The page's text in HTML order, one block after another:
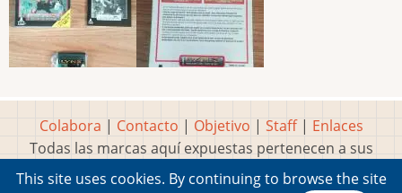
Colabora | Contacto | Objetivo | Staff| Enlaces
Todas las marcas aquí expuestas pertenecen a sus
respectivos y legítimos dueños
This site uses cookies. By continuing to browse the site